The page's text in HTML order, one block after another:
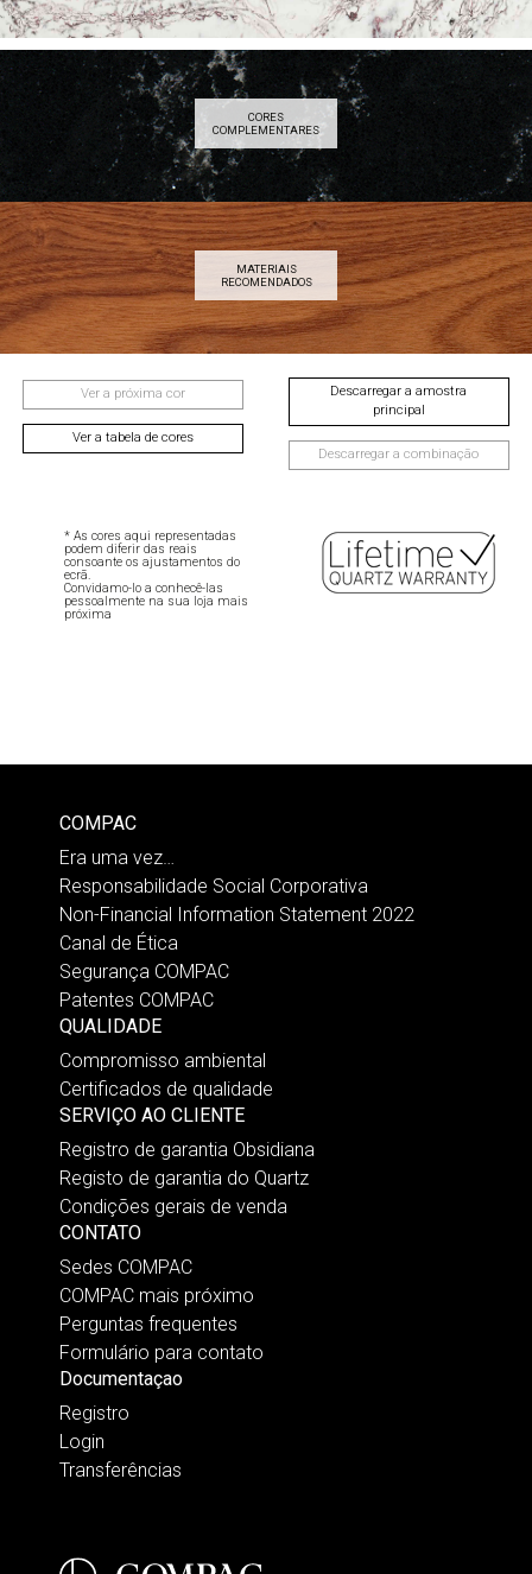
CORES
COMPLEMENTARES
MATERIAIS
RECOMENDADOS
Ver a próxima cor
Ver a tabela de cores
Descarregar a amostra
principal
Descarregar a combinação
* As cores aqui representadas
podem diferir das reais
consoante os ajustamentos do
ecrã.
Convidamo-lo a conhecê-las
pessoalmente na sua loja mais
próxima
COMPAC
Era uma vez…
Responsabilidade Social Corporativa
Non-Financial Information Statement 2022
Canal de Ética
Segurança COMPAC
Patentes COMPAC
QUALIDADE
Compromisso ambiental
Certificados de qualidade
SERVIÇO AO CLIENTE
Registro de garantia Obsidiana
Registo de garantia do Quartz
Condições gerais de venda
CONTATO
Sedes COMPAC
COMPAC mais próximo
Perguntas frequentes
Formulário para contato
Documentaçao
Registro
Login
Transferências